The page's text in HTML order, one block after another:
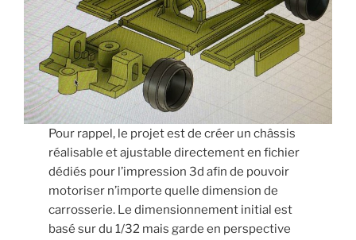
vous
! »
Pour rappel, le projet est de créer un châssis
réalisable et ajustable directement en fichier
dédiés pour l’impression 3d afin de pouvoir
motoriser n’importe quelle dimension de
carrosserie. Le dimensionnement initial est
basé sur du 1/32 mais garde en perspective